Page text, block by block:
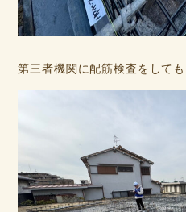
第三者機関に配筋検査をして